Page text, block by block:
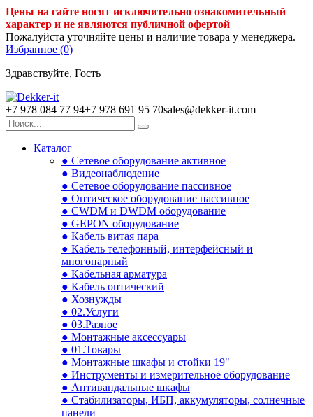
Цены на сайте носят исключительно ознакомительный
характер и не являются публичной офертой
Пожалуйста уточняйте цены и наличие товара у менеджера.
Избранное (0)
Здравствуйте, Гость
+7 978 084 77 94+7 978 691 95 70sales@dekker-it.com
Каталог
● Сетевое оборудование активное
● Видеонаблюдение
● Сетевое оборудование пассивное
● Оптическое оборудование пассивное
● CWDM и DWDM оборудование
● GEPON оборудование
● Кабель витая пара
● Кабель телефонный, интерфейсный и
многопарный
● Кабельная арматура
● Кабель оптический
● Хознужды
● 02.Услуги
● 03.Разное
● Монтажные аксессуары
● 01.Товары
● Монтажные шкафы и стойки 19"
● Инструменты и измерительное оборудование
● Антивандальные шкафы
● Стабилизаторы, ИБП, аккумуляторы, солнечные
панели